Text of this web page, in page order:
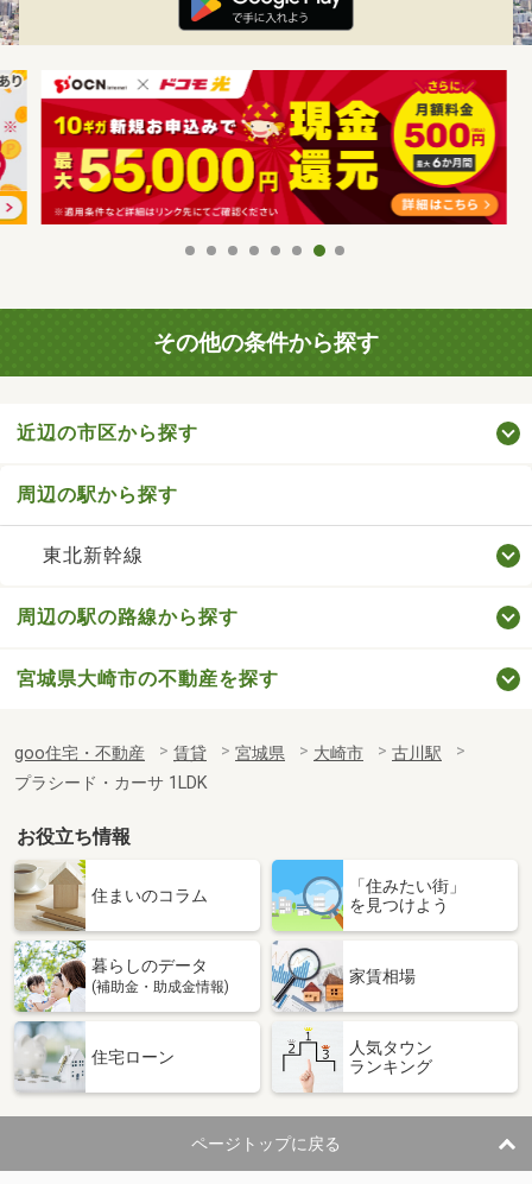
その他の条件から探す
近辺の市区から探す
周辺の駅から探す
東北新幹線
周辺の駅の路線から探す
宮城県大崎市の不動産を探す
goo住宅・不動産 賃貸 宮城県 大崎市
古川駅
プラシード・カーサ 1LDK
お役立ち情報
住まいのコラム
「住みたい街」
を見つけよう
暮らしのデータ
(補助金・助成金情報)
家賃相場
住宅ローン
人気タウン
ランキング
ページトップに戻る